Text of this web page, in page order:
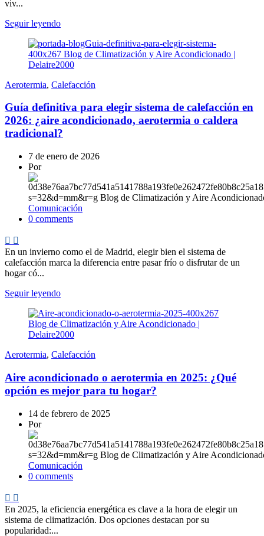
viv...
Seguir leyendo
Aerotermia, Calefacción
Guía definitiva para elegir sistema de calefacción en
2026: ¿aire acondicionado, aerotermia o caldera
tradicional?
7 de enero de 2026
Por
Comunicación
0 comments
En un invierno como el de Madrid, elegir bien el sistema de
calefacción marca la diferencia entre pasar frío o disfrutar de un
hogar có...
Seguir leyendo
Aerotermia, Calefacción
Aire acondicionado o aerotermia en 2025: ¿Qué
opción es mejor para tu hogar?
14 de febrero de 2025
Por
Comunicación
0 comments
En 2025, la eficiencia energética es clave a la hora de elegir un
sistema de climatización. Dos opciones destacan por su
popularidad:...